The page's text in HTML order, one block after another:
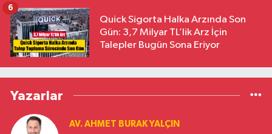
Quick Sigorta Halka Arzında Son
Gün: 3,7 Milyar TL’lik Arz İçin
Talepler Bugün Sona Eriyor
6
Yazarlar
AV. AHMET BURAK YALÇIN